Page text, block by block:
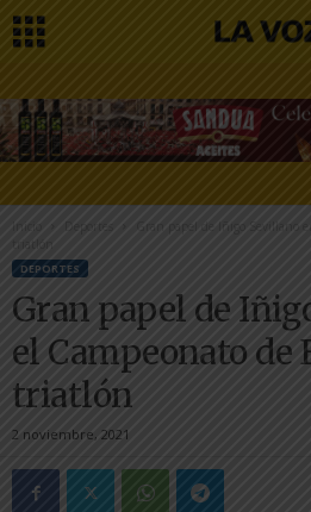
Inicio
Gran papel de Iñigo Sevillano
triatlón
DEPORTES
Gran papel de
el Campeonato de
triatlón
2 noviembre, 2021